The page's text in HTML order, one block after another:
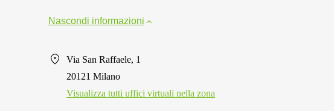
Nascondi informazioni
Via San Raffaele, 1
20121 Milano
Visualizza tutti uffici virtuali nella zona